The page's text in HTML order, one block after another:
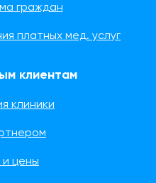
граждан
платных мед. услуг
клиентам
клиники
и цены